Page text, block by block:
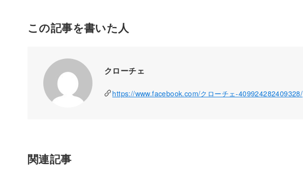
この記事を書いた人
クローチェ
https://www.facebook.com/クローチェ-409924282409328/
関連記事